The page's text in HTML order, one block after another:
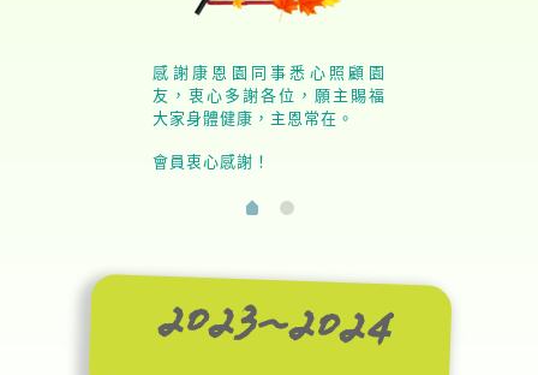
感謝康恩園同事悉心照顧園
友，衷心多謝各位，願主賜福
大家身體健康，主恩常在。
會員衷心感謝！
2023~2024